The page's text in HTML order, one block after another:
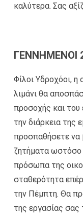
καλύτερα. Σας
ΓΕΝΝΗΜΕΝΟΙ
Φίλοι Υδροχόοι, η
λιμάνι θα
προσοχής και
την διάρκεια της
προσπαθήσετε να
ζητήματα ωστόσο
πρόσωπα της
σταθερότητα
την Πέμπτη. Θα
της εργασίας